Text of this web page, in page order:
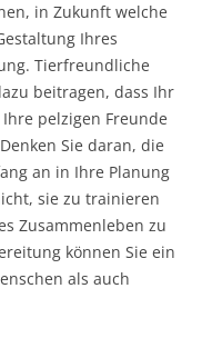
in Zukunft welche
Ihres
Tierfreundliche
beitragen, dass Ihr
pelzigen Freunde
Sie daran, die
an in Ihre Planung
sie zu trainieren
Zusammenleben zu
können Sie ein
als auch